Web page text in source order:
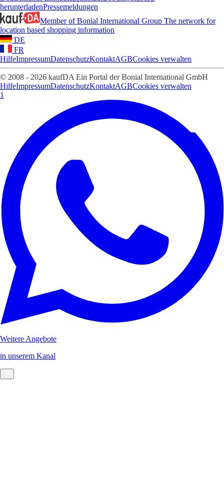
herunterladenPressemeldungen
Member of Bonial International Group The network for
location based shopping information
DE
FR
HilfeImpressumDatenschutzKontaktAGBCookies verwalten
© 2008 - 2026 kaufDA Ein Portal der Bonial International GmbH
HilfeImpressumDatenschutzKontaktAGBCookies verwalten
1
Weitere Angebote
in unserem Kanal